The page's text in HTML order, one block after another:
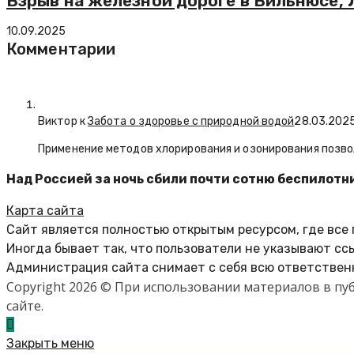
10.09.2025
Комментарии
Виктор кЗабота о здоровье с природной водой
Применение методов хлорирования и озонирования
Над Россией за ночь сбили почти сотню
Карта сайта
Сайт является полностью открытым ресурсом, где
Иногда бывает так, что пользователи не указывают
Администрация сайта снимает с себя всю
Copyright 2026 © При использовании материалов в
сайте.
Закрыть меню